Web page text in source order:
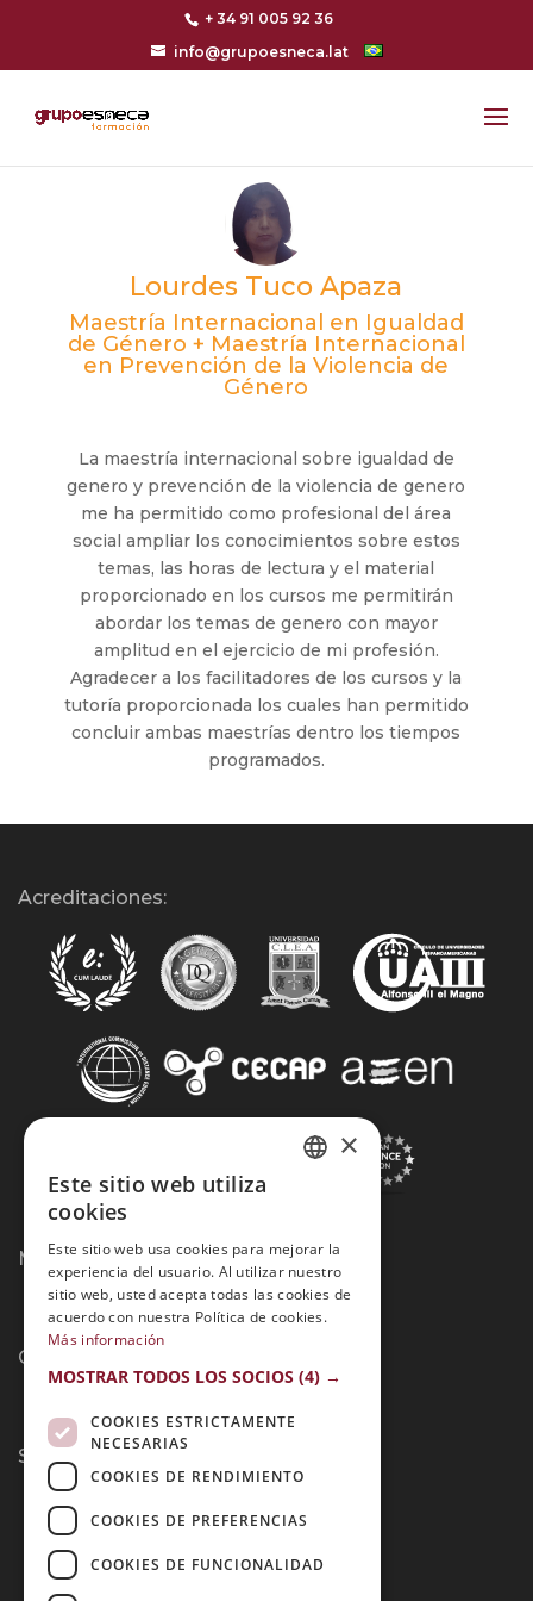
+ 34 91 005 92 36
info@grupoesneca.lat
Lourdes Tuco Apaza
Maestría Internacional en Igualdad
de Género + Maestría Internacional
en Prevención de la Violencia de
Género
La maestría internacional sobre igualdad de
genero y prevención de la violencia de genero
me ha permitido como profesional del área
social ampliar los conocimientos sobre estos
temas, las horas de lectura y el material
proporcionado en los cursos me permitirán
abordar los temas de genero con mayor
amplitud en el ejercicio de mi profesión.
Agradecer a los facilitadores de los cursos y la
tutoría proporcionada los cuales han permitido
concluir ambas maestrías dentro los tiempos
programados.
Acreditaciones:
Métodos de Pago:
Contacto:
Síguenos:
×
Este sitio web utiliza
cookies
Este sitio web usa cookies para mejorar la
experiencia del usuario. Al utilizar nuestro
sitio web, usted acepta todas las cookies de
acuerdo con nuestra Política de cookies.
Más información
MOSTRAR TODOS LOS SOCIOS (4) →
COOKIES ESTRICTAMENTE
NECESARIAS
COOKIES DE RENDIMIENTO
COOKIES DE PREFERENCIAS
COOKIES DE FUNCIONALIDAD